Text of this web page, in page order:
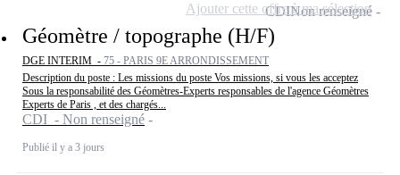
Géomètre / topographe (H/F)
DGE INTERIM - 75 - PARIS 9E ARRONDISSEMENT
Description du poste : Les missions du poste Vos missions, si vous les acceptez
Sous la responsabilité des Géomètres-Experts responsables de l'agence Géomètres
Experts de Paris , et des chargés...
CDI - Non renseigné
Publié il y a 3 jours
CDINon renseigné
Ajouter cette offre à ma sélection